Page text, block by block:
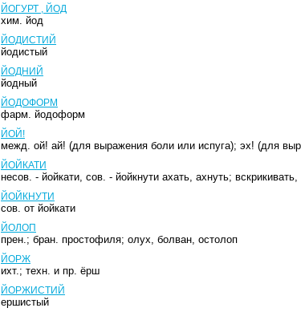
ЙОГУРТ , ЙОД
хим. йод
ЙОДИСТИЙ
йодистый
ЙОДНИЙ
йодный
ЙОДОФОРМ
фарм. йодоформ
ЙОЙ!
межд. ой! ай! (для выражения боли или испуга); эх! (для
ЙОЙКАТИ
несов. - йойкати, сов. - йойкнути ахать, ахнуть;
ЙОЙКНУТИ
сов. от йойкати
ЙОЛОП
прен.; бран. простофиля; олух, болван, остолоп
ЙОРЖ
ихт.; техн. и пр. ёрш
ЙОРЖИСТИЙ
ершистый